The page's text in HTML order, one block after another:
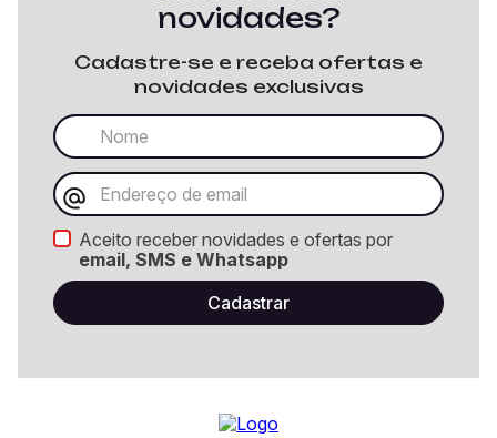
novidades?
Cadastre-se e receba ofertas e
novidades exclusivas
Aceito receber novidades e ofertas por
email, SMS e Whatsapp